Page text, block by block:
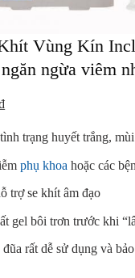
Vùng Kín
ngừa viêm
Giá
tại
là:
499.000 ₫.
trạng huyết trắng,
phụ khoa hoặc các
trợ se khít âm đạo
gel bôi trơn trước khi
rất dễ sử dụng và